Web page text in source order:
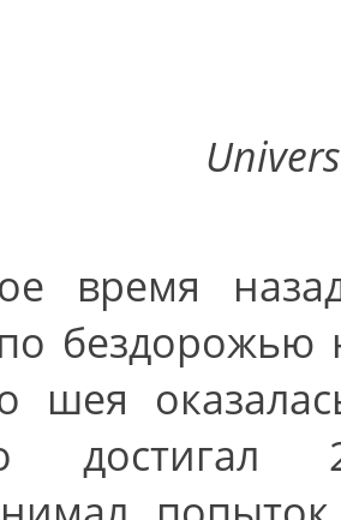
время
шея